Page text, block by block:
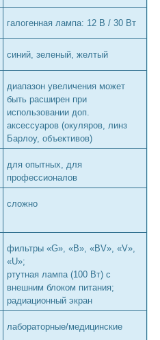
галогенная лампа: 12 В / 30 Вт
синий, зеленый, желтый
диапазон увеличения может
быть расширен при
использовании доп.
аксессуаров (окуляров, линз
Барлоу, объективов)
для опытных, для
профессионалов
сложно
фильтры «G», «B», «BV», «V»,
«U»;
ртутная лампа (100 Вт) с
внешним блоком питания;
радиационный экран
лабораторные/медицинские